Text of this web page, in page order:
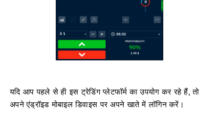
यदि आप पहले से ही इस ट्रेडिंग प्लेटफॉर्म का उपयोग कर रहे हैं, तो
अपने एंड्रॉइड मोबाइल डिवाइस पर अपने खाते में लॉगिन करें।